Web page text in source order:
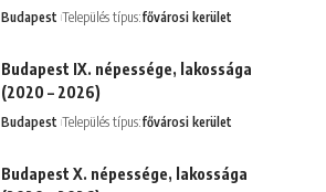
Budapest Település típus:fővárosi kerület
Budapest IX. népessége, lakossága
(2020 – 2026)
Budapest Település típus:fővárosi kerület
Budapest X. népessége, lakossága